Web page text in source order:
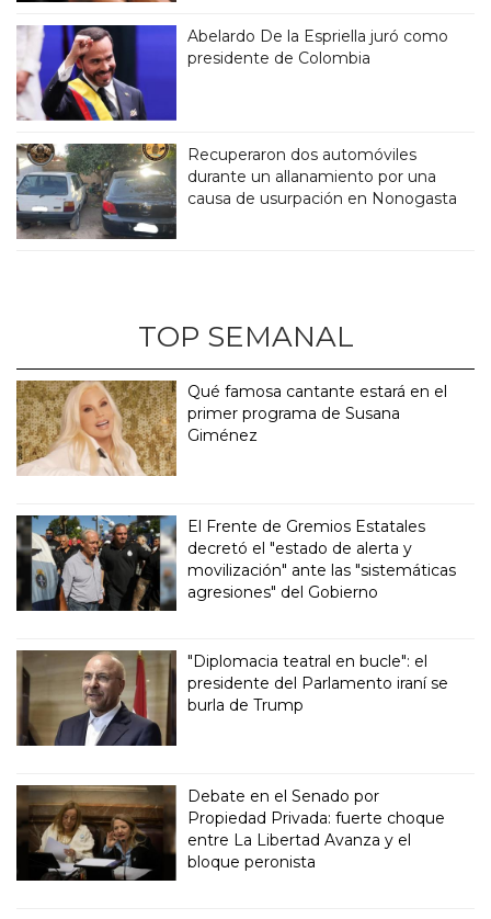
Abelardo De la Espriella juró como
presidente de Colombia
Recuperaron dos automóviles
durante un allanamiento por una
causa de usurpación en Nonogasta
TOP SEMANAL
Qué famosa cantante estará en el
primer programa de Susana
Giménez
El Frente de Gremios Estatales
decretó el "estado de alerta y
movilización" ante las "sistemáticas
agresiones" del Gobierno
"Diplomacia teatral en bucle": el
presidente del Parlamento iraní se
burla de Trump
Debate en el Senado por
Propiedad Privada: fuerte choque
entre La Libertad Avanza y el
bloque peronista